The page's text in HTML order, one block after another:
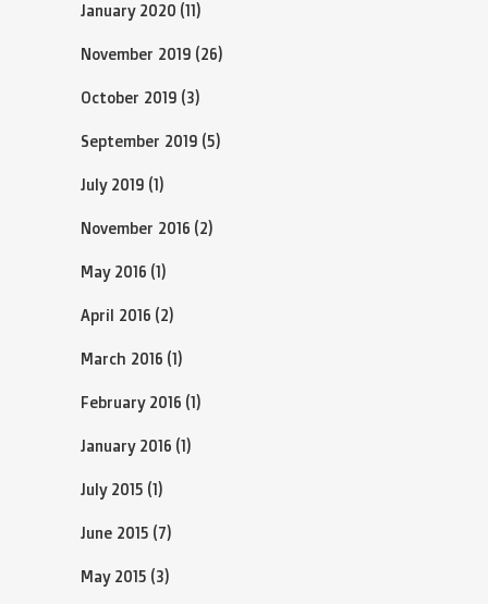
January 2020 (11)
November 2019 (26)
October 2019 (3)
September 2019 (5)
July 2019 (1)
November 2016 (2)
May 2016 (1)
April 2016 (2)
March 2016 (1)
February 2016 (1)
January 2016 (1)
July 2015 (1)
June 2015 (7)
May 2015 (3)